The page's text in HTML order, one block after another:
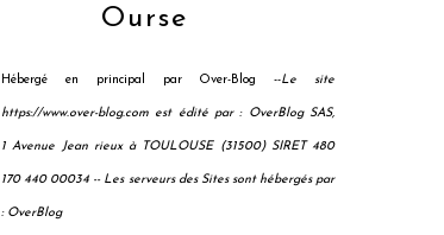
Ourse
Hébergé en principal par Over-Blog --Le site
https://www.over-blog.com est édité par : OverBlog SAS,
1 Avenue Jean rieux à TOULOUSE (31500) SIRET 480
170 440 00034 -- Les serveurs des Sites sont hébergés par
: OverBlog